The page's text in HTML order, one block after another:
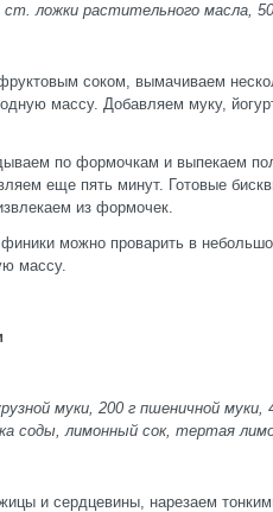
ст. ложки растительного масла,
соком, вымачиваем
массу. Добавляем муку,
по формочкам и выпекаем
еще пять минут. Готовые
из формочек.
можно проварить в
массу.
муки, 200 г пшеничной муки,
соды, лимонный сок, тертая
и сердцевины, нарезаем